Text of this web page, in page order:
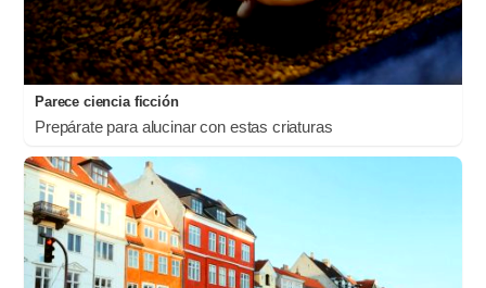
Parece ciencia ficción
Prepárate para alucinar con estas criaturas